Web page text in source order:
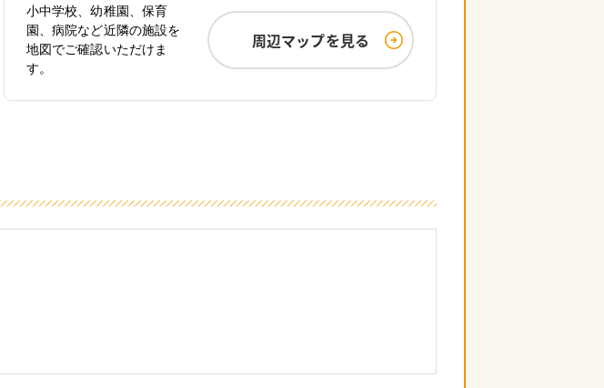
小中学校、幼稚園、保育
園、病院など近隣の施設を
地図でご確認いただけま
す。
周辺マップを見る